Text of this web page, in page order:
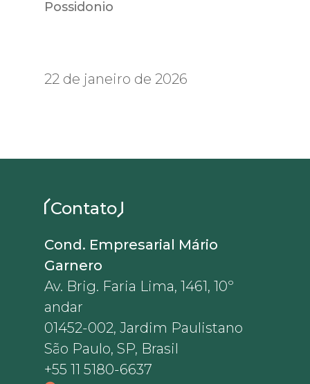
Possidonio
22 de janeiro de 2026
Contato
Cond. Empresarial Mário
Garnero
Av. Brig. Faria Lima, 1461, 10º
andar
01452-002, Jardim Paulistano
São Paulo, SP, Brasil
+55 11 5180-6637